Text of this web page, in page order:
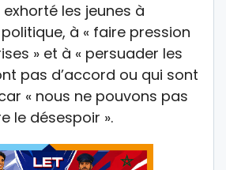
les jeunes à
à « faire pression
» et à « persuader les
pas d’accord ou qui sont
« nous ne pouvons pas
le désespoir ».